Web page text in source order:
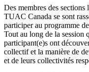
Des membres des
TUAC Canada se sont
participer au programme
Tout au long de la session
participant(e)s ont
collectif et la manière de
et de leurs collectivités